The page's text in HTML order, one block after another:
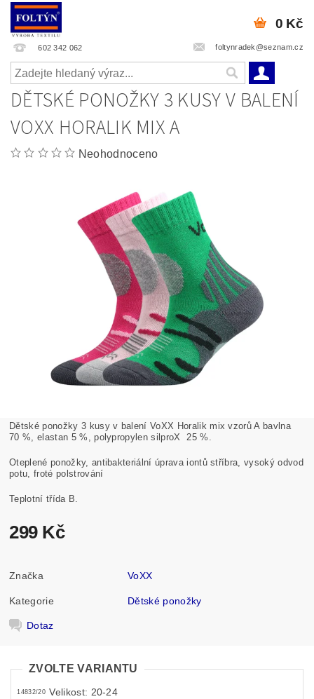
602 342 062 foltynradek@seznam.cz
0 Kč
DĚTSKÉ PONOŽKY 3 KUSY V BALENÍ
VOXX HORALIK MIX A
Neohodnoceno
Dětské ponožky 3 kusy v balení VoXX Horalik mix vzorů A bavlna
70 %, elastan 5 %, polypropylen silproX 25 %.
Oteplené ponožky, antibakteriální úprava iontů stříbra, vysoký odvod
potu, froté polstrování
Teplotní třída B.
299 Kč
Značka VoXX
Kategorie Dětské ponožky
Dotaz
ZVOLTE VARIANTU
14832/20 Velikost: 20-24